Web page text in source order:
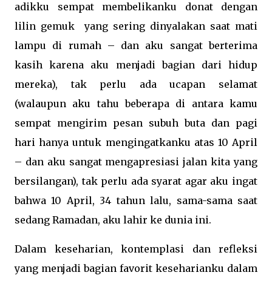
adikku sempat membelikanku donat dengan
lilin gemuk
yang sering dinyalakan saat mati
lampu di rumah – dan aku sangat berterima
kasih karena aku menjadi bagian dari hidup
mereka), tak perlu ada ucapan selamat
(walaupun aku tahu beberapa di antara kamu
sempat mengirim pesan subuh buta dan pagi
hari hanya untuk mengingatkanku atas 10 April
– dan aku sangat mengapresiasi jalan kita yang
bersilangan), tak perlu ada syarat agar aku ingat
bahwa 10 April, 34 tahun lalu, sama-sama saat
sedang Ramadan, aku lahir ke dunia ini.
Dalam keseharian, kontemplasi dan refleksi
yang menjadi bagian favorit keseharianku dalam